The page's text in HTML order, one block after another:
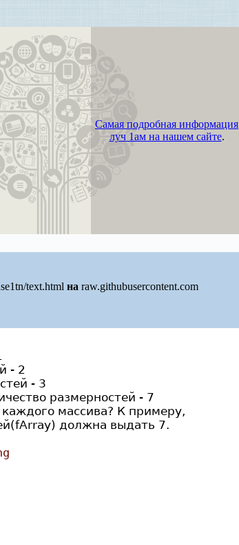
Самая подробная информация
луч 1ам на нашем сайте.
text.html на raw.githubusercontent.com
- 2
- 3
размерностей - 7
массива? К примеру,
должна выдать 7.